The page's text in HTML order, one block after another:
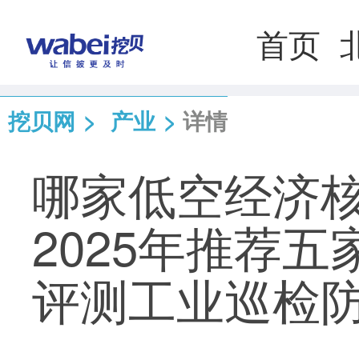
首页
挖贝网 > 产业 > 详情
哪家低空经济
2025年推荐五
评测工业巡检